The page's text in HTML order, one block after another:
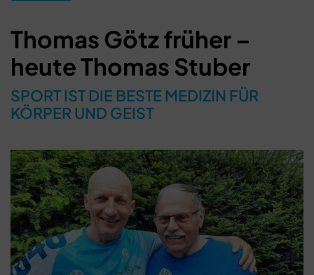
Schließen
Thomas Götz früher –
heute Thomas Stuber
SPORT IST DIE BESTE MEDIZIN FÜR
KÖRPER UND GEIST